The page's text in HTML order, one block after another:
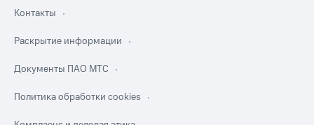
Контакты
Раскрытие информации
Документы ПАО МТС
Политика обработки cookies